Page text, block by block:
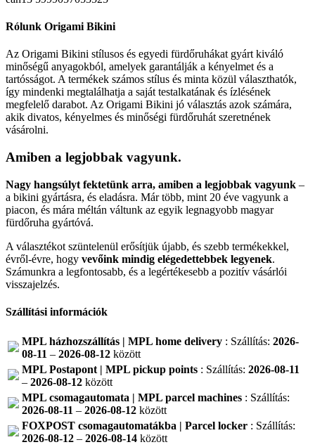
Rólunk Origami Bikini
Az Origami Bikini stílusos és egyedi fürdőruhákat gyárt kiváló
minőségű anyagokból, amelyek garantálják a kényelmet és a
tartósságot. A termékek számos stílus és minta közül választhatók,
így mindenki megtalálhatja a saját testalkatának és ízlésének
megfelelő darabot. Az Origami Bikini jó választás azok számára,
akik divatos, kényelmes és minőségi fürdőruhát szeretnének
vásárolni.
Amiben a legjobbak vagyunk.
Nagy hangsúlyt fektetünk arra, amiben a legjobbak vagyunk –
a bikini gyártásra, és eladásra. Már több, mint 20 éve vagyunk a
piacon, és mára méltán váltunk az egyik legnagyobb magyar
fürdőruha gyártóvá.
A választékot szüntelenül erősítjük újabb, és szebb termékekkel,
évről-évre, hogy vevőink mindig elégedettebbek legyenek.
Számunkra a legfontosabb, és a legértékesebb a pozitív vásárlói
visszajelzés.
Szállítási információk
MPL házhozszállítás | MPL home delivery : Szállítás: 2026-
08-11 – 2026-08-12 között
MPL Postapont | MPL pickup points : Szállítás: 2026-08-11
– 2026-08-12 között
MPL csomagautomata | MPL parcel machines : Szállítás:
2026-08-11 – 2026-08-12 között
FOXPOST csomagautomatákba | Parcel locker : Szállítás:
2026-08-12 – 2026-08-14 között